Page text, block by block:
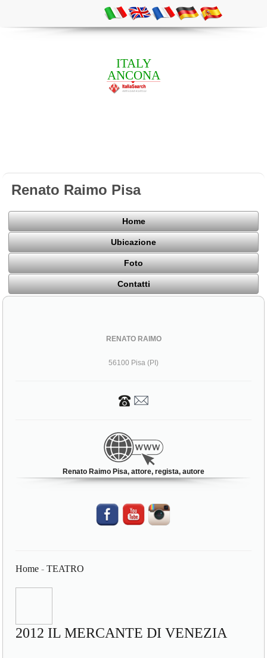
ITALY
ANCONA
Renato Raimo Pisa
Home
Ubicazione
Foto
Contatti
RENATO RAIMO
56100 Pisa (PI)
Renato Raimo Pisa, attore, regista, autore
Home -TEATRO
2012 IL MERCANTE DI VENEZIA